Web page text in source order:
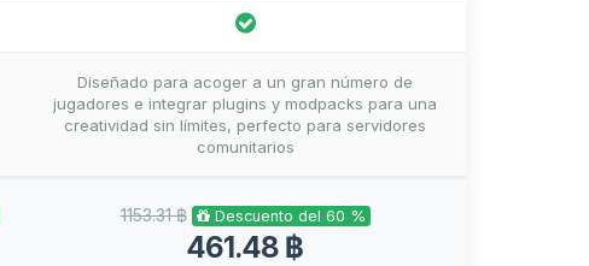
Diseñado para acoger a un gran número de
jugadores e integrar plugins y modpacks para una
creatividad sin límites, perfecto para servidores
comunitarios
1153.31 ฿ Descuento del 60 %
461.48 ฿